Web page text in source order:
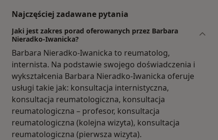
Najczęściej zadawane pytania
Jaki jest zakres porad oferowanych przez Barbara
Nieradko-Iwanicka?
Barbara Nieradko-Iwanicka to reumatolog,
internista. Na podstawie swojego doświadczenia i
wykształcenia Barbara Nieradko-Iwanicka oferuje
usługi takie jak: konsultacja internistyczna,
konsultacja reumatologiczna, konsultacja
reumatologiczna – profesor, konsultacja
reumatologiczna (kolejna wizyta), konsultacja
reumatologiczna (pierwsza wizyta).